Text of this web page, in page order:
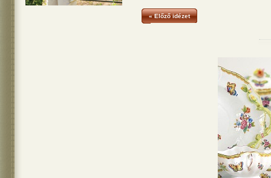
« Előző idézet